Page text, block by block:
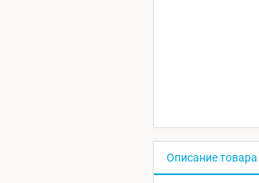
Описание товара